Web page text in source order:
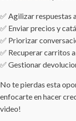
✅ Agilizar respuestas
✅ Enviar precios y
✅ Priorizar
✅ Recuperar carritos
✅ Gestionar
No te pierdas esta
enfocarte en hacer
video!